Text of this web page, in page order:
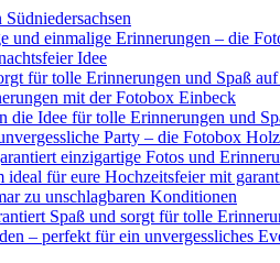
und einmalige Erinnerungen – die
Idee
für tolle Erinnerungen und Spaß
mit der Fotobox Einbeck
die Idee für tolle Erinnerungen und
Party – die Fotobox
einzigartige Fotos und
für eure Hochzeitsfeier mit
zu unschlagbaren Konditionen
Spaß und sorgt für tolle
– perfekt für ein unvergessliches